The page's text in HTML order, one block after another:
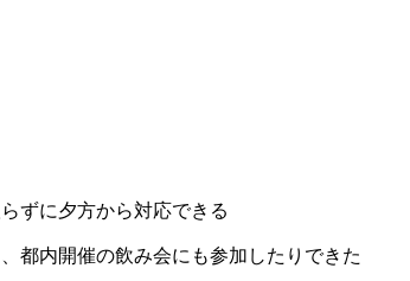
ずに夕方から対応できる
都内開催の飲み会にも参加したりできた